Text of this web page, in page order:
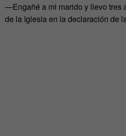
—Engañé a mi marido y llevo tres
de la Iglesia en la declaración de